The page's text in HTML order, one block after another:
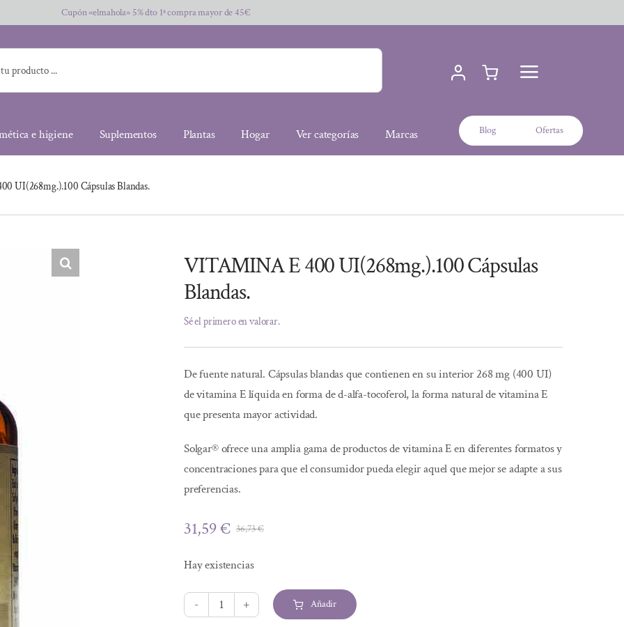
Cupón «elmahola» 5% dto 1ª compra mayor de 45€
e higiene Suplementos Plantas Hogar Ver categorías Marcas Blog Ofertas
UI(268mg.).100 Cápsulas Blandas.
VITAMINA E 400 UI(268mg.).100 Cápsulas
Blandas.
Sé el primero en valorar.
De fuente natural. Cápsulas blandas que contienen en su interior 268 mg (400 UI)
de vitamina E líquida en forma de d-alfa-tocoferol, la forma natural de vitamina E
que presenta mayor actividad.
Solgar® ofrece una amplia gama de productos de vitamina E en diferentes formatos y
concentraciones para que el consumidor pueda elegir aquel que mejor se adapte a sus
preferencias.
36,73€El
era:
36,73 €.
31,59€
El
es:
31,59 €.
Hay existencias
VITAMINA
Añadir